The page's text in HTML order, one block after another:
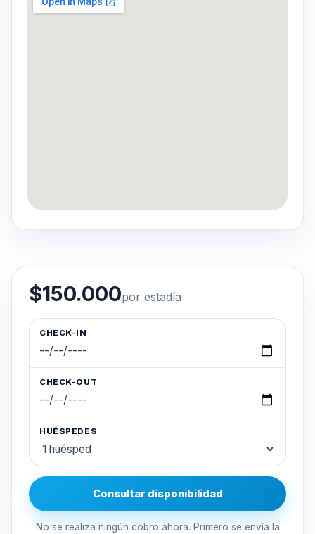
$150.000por estadía
CHECK-IN
CHECK-OUT
HUÉSPEDES
Consultar disponibilidad
No se realiza ningún cobro ahora. Primero se envía la